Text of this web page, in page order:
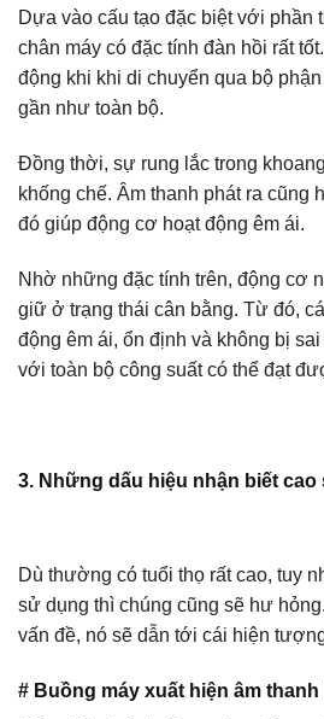
Dựa vào cấu tạo đặc biệt với phần
chân máy có đặc tính đàn hồi rất
động khi khi di chuyển qua bộ
gần như toàn bộ.
Đồng thời, sự rung lắc trong
khống chế. Âm thanh phát ra cũng
đó giúp động cơ hoạt động êm ái.
Nhờ những đặc tính trên, động cơ
giữ ở trạng thái cân bằng. Từ đó,
động êm ái, ổn định và không bị
với toàn bộ công suất có thể đạt
3. Những dấu hiệu nhận biết cao
Dù thường có tuổi thọ rất cao, tuy
sử dụng thì chúng cũng sẽ hư
vấn đề, nó sẽ dẫn tới cái hiện
# Buồng máy xuất hiện âm thanh